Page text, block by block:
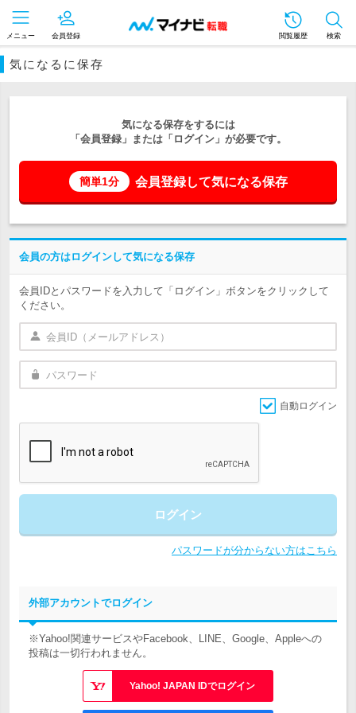
メニュー 会員登録 閲覧履歴 検索
気になるに保存
気になる保存をするには
「会員登録」または「ログイン」が必要です。
簡単1分 会員登録して気になる保存
会員の方はログインして気になる保存
会員IDとパスワードを入力して「ログイン」ボタンをクリックして
ください。
自動ログイン
ログイン
パスワードが分からない方はこちら
外部アカウントでログイン
※Yahoo!関連サービスやFacebook、LINE、Google、Appleへの
投稿は一切行われません。
Yahoo! JAPAN IDでログイン